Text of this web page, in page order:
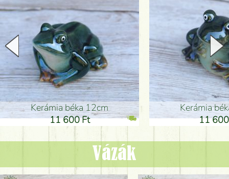
Kerámia béka 12cm
11 600 Ft
Kerámia
11
Vázák